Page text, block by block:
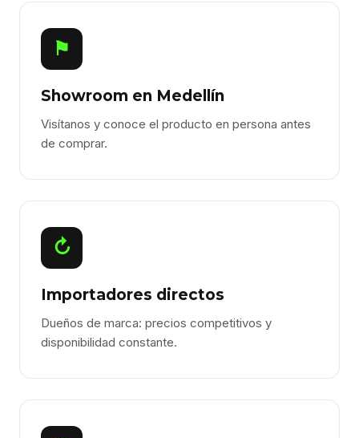
⚑
Showroom en Medellín
Visítanos y conoce el producto en persona antes
de comprar.
↻
Importadores directos
Dueños de marca: precios competitivos y
disponibilidad constante.